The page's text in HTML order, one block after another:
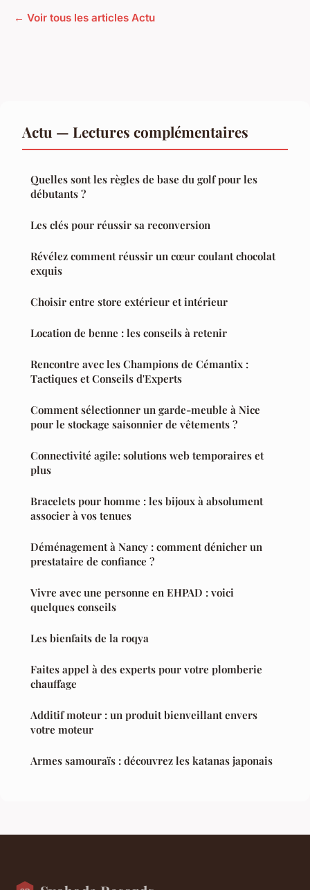
← Voir tous les articles Actu
Actu — Lectures complémentaires
Quelles sont les règles de base du golf pour les
débutants ?
Les clés pour réussir sa reconversion
Révélez comment réussir un cœur coulant chocolat
exquis
Choisir entre store extérieur et intérieur
Location de benne : les conseils à retenir
Rencontre avec les Champions de Cémantix :
Tactiques et Conseils d'Experts
Comment sélectionner un garde-meuble à Nice
pour le stockage saisonnier de vêtements ?
Connectivité agile: solutions web temporaires et
plus
Bracelets pour homme : les bijoux à absolument
associer à vos tenues
Déménagement à Nancy : comment dénicher un
prestataire de confiance ?
Vivre avec une personne en EHPAD : voici
quelques conseils
Les bienfaits de la roqya
Faites appel à des experts pour votre plomberie
chauffage
Additif moteur : un produit bienveillant envers
votre moteur
Armes samouraïs : découvrez les katanas japonais